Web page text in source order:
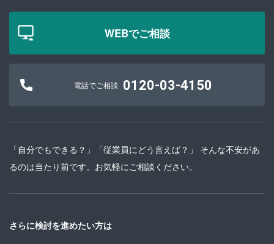
WEBでご相談
電話でご相談 0120-03-4150
「自分でもできる？」「従業員にどう言えば？」 そんな不安があ
るのは当たり前です。お気軽にご相談ください。
さらに検討を進めたい方は